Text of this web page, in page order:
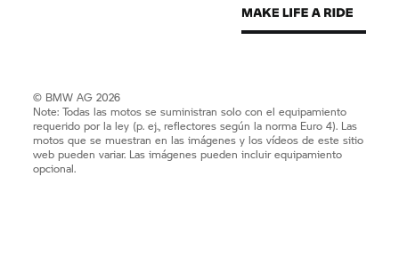
© BMW AG 2026
Note: Todas las motos se suministran solo con el equipamiento
requerido por la ley (p. ej., reflectores según la norma Euro 4). Las
motos que se muestran en las imágenes y los vídeos de este sitio
web pueden variar. Las imágenes pueden incluir equipamiento
opcional.